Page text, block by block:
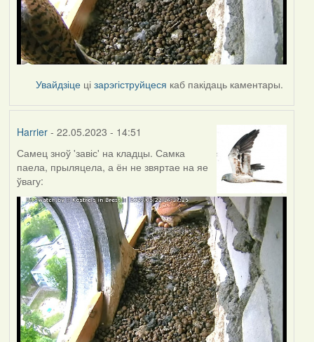
Увайдзіце цізарэгіструйцеся каб пакідаць каментары.
Harrier- 22.05.2023 - 14:51
Самец зноў 'завіс' на кладцы. Самка
паела, прыляцела, а ён не звяртае на яе
ўвагу: